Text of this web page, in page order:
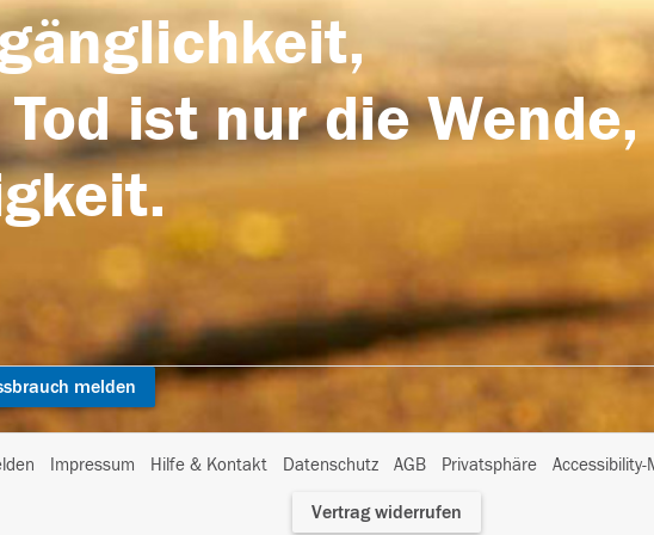
ist nur die
melden
Impressum Hilfe & Kontakt Datenschutz AGB Privatsphäre
I
Vertrag widerrufen